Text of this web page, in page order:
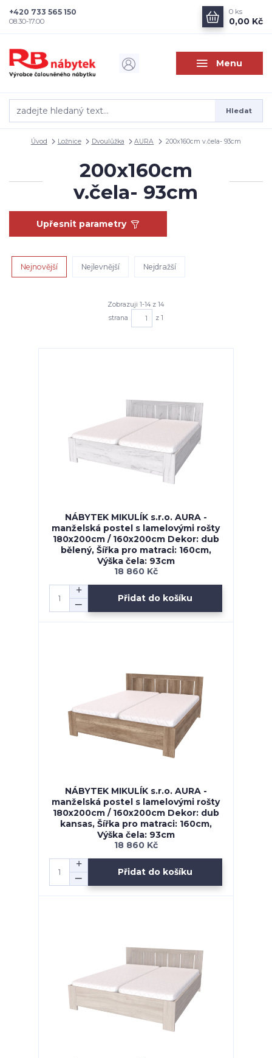
Menu
Hledat
+420 733 565 150
08.30-17.00
0 ks
0,00 Kč
Úvod Ložnice Dvoulůžka AURA 200x160cm v.čela- 93cm
200x160cm
v.čela- 93cm
Upřesnit parametry
Nejnovější Nejlevnější Nejdražší
Zobrazuji 1-14 z 14
strana
z 1
NÁBYTEK MIKULÍK s.r.o. AURA -
manželská postel s lamelovými rošty
180x200cm / 160x200cm Dekor: dub
bělený, Šířka pro matraci: 160cm,
Výška čela: 93cm
18 860 Kč
Přidat do košíku
NÁBYTEK MIKULÍK s.r.o. AURA -
manželská postel s lamelovými rošty
180x200cm / 160x200cm Dekor: dub
kansas, Šířka pro matraci: 160cm,
Výška čela: 93cm
18 860 Kč
Přidat do košíku